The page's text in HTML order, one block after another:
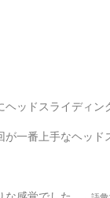
ッドスライディン
一番上手なヘッド